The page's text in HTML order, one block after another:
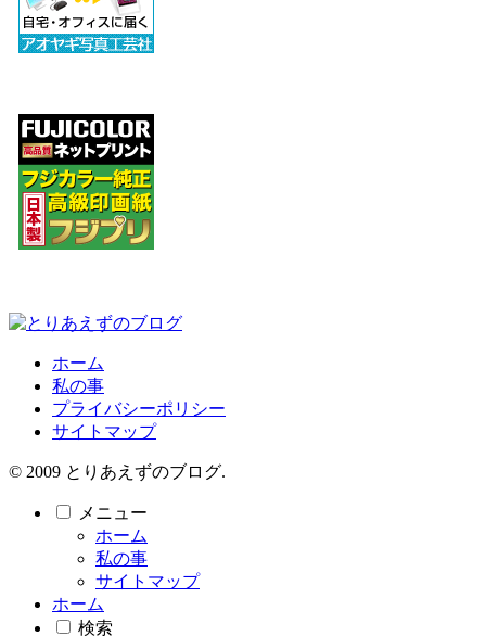
ホーム
私の事
プライバシーポリシー
サイトマップ
© 2009 とりあえずのブログ.
メニュー
ホーム
私の事
サイトマップ
ホーム
検索